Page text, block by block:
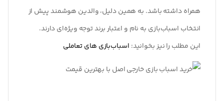
همراه داشته باشد. به همین دلیل، والدین هوشمند پیش از
انتخاب اسباب‌بازی به نام و اعتبار برند توجه ویژه‌ای دارند.
این مطلب را نیز بخوانید: اسباب‌بازی های تعاملی